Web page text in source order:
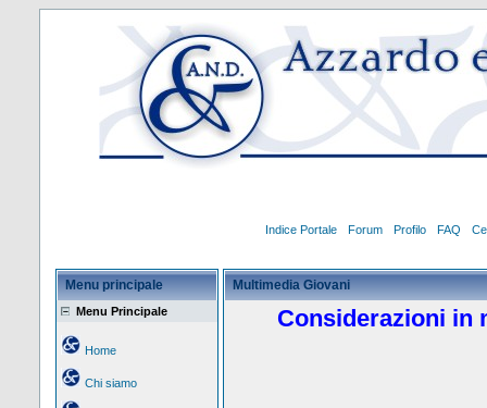
Indice Portale Forum Profilo FAQ
Menu principale
Menu Principale
Home
Chi siamo
Multimedia Giovani
Considerazioni in